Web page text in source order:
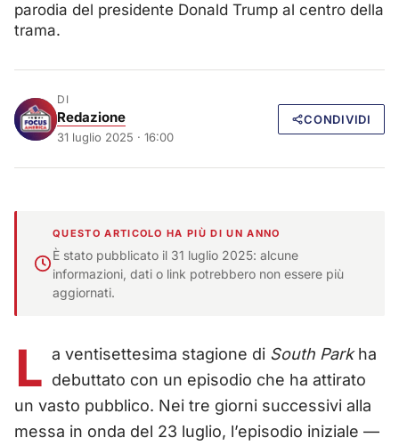
parodia del presidente Donald Trump al centro della
trama.
DI
Redazione
31 luglio 2025 · 16:00
CONDIVIDI
QUESTO ARTICOLO HA PIÙ DI UN ANNO
È stato pubblicato il 31 luglio 2025: alcune
informazioni, dati o link potrebbero non essere più
aggiornati.
L a ventisettesima stagione di South Parkha
debuttato con un episodio che ha attirato
un vasto pubblico. Nei tre giorni successivi alla
messa in onda del 23 luglio, l’episodio iniziale —